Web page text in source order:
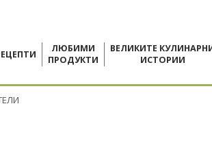
ЛЮБИМИ
ПРОДУКТИ
ВЕЛИКИТЕ
ИСТОРИИ